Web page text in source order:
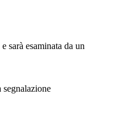
sarà esaminata da un